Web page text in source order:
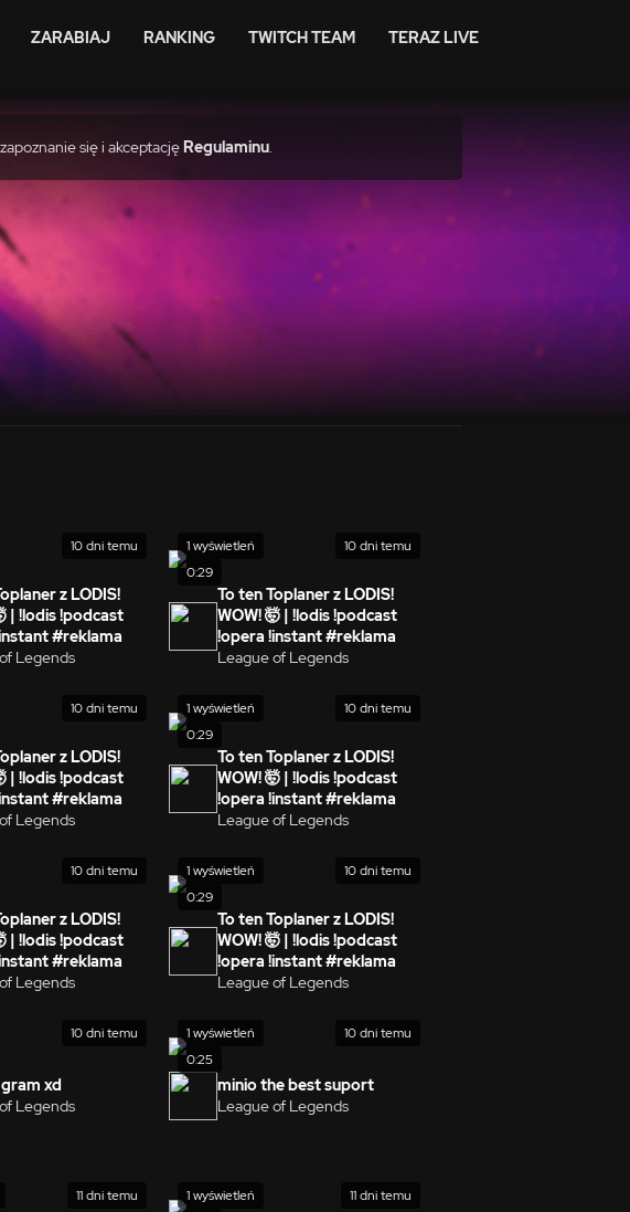
ZARABIAJ RANKING TWITCH TEAM TERAZ LIVE
się i akceptacjęRegulaminu.
10 dni temu
z LODIS!
| !lodis !podcast
#reklama
Legends
0:29
1 wyświetleń 10 dni temu
To ten Toplaner z LODIS!
WOW! 🤯 | !lodis !podcast
!opera !instant #reklama
League of Legends
10 dni temu
z LODIS!
| !lodis !podcast
#reklama
Legends
0:29
1 wyświetleń 10 dni temu
To ten Toplaner z LODIS!
WOW! 🤯 | !lodis !podcast
!opera !instant #reklama
League of Legends
10 dni temu
z LODIS!
| !lodis !podcast
#reklama
Legends
0:29
1 wyświetleń 10 dni temu
To ten Toplaner z LODIS!
WOW! 🤯 | !lodis !podcast
!opera !instant #reklama
League of Legends
10 dni temu
xd
Legends
0:25
1 wyświetleń 10 dni temu
minio the best suport
League of Legends
11 dni temu 1 wyświetleń 11 dni temu